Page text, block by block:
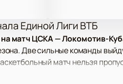
Единой Лиги ВТБ
матч ЦСКА — Локомотив-
Две сильные команды
матч нельзя